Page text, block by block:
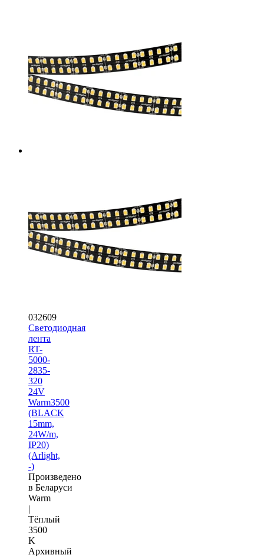
032609
Светодиодная
лента
RT-
5000-
2835-
320
24V
Warm3500
(BLACK
15mm,
24W/m,
IP20)
(Arlight,
-)
Произведено
в Беларуси
Warm
|
Тёплый
3500
K
Архивный